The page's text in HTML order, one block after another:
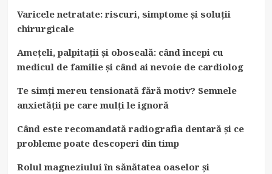
Varicele netratate: riscuri, simptome și soluții
chirurgicale
Amețeli, palpitații și oboseală: când începi cu
medicul de familie și când ai nevoie de cardiolog
Te simți mereu tensionată fără motiv? Semnele
anxietății pe care mulți le ignoră
Când este recomandată radiografia dentară și ce
probleme poate descoperi din timp
Rolul magneziului în sănătatea oaselor și